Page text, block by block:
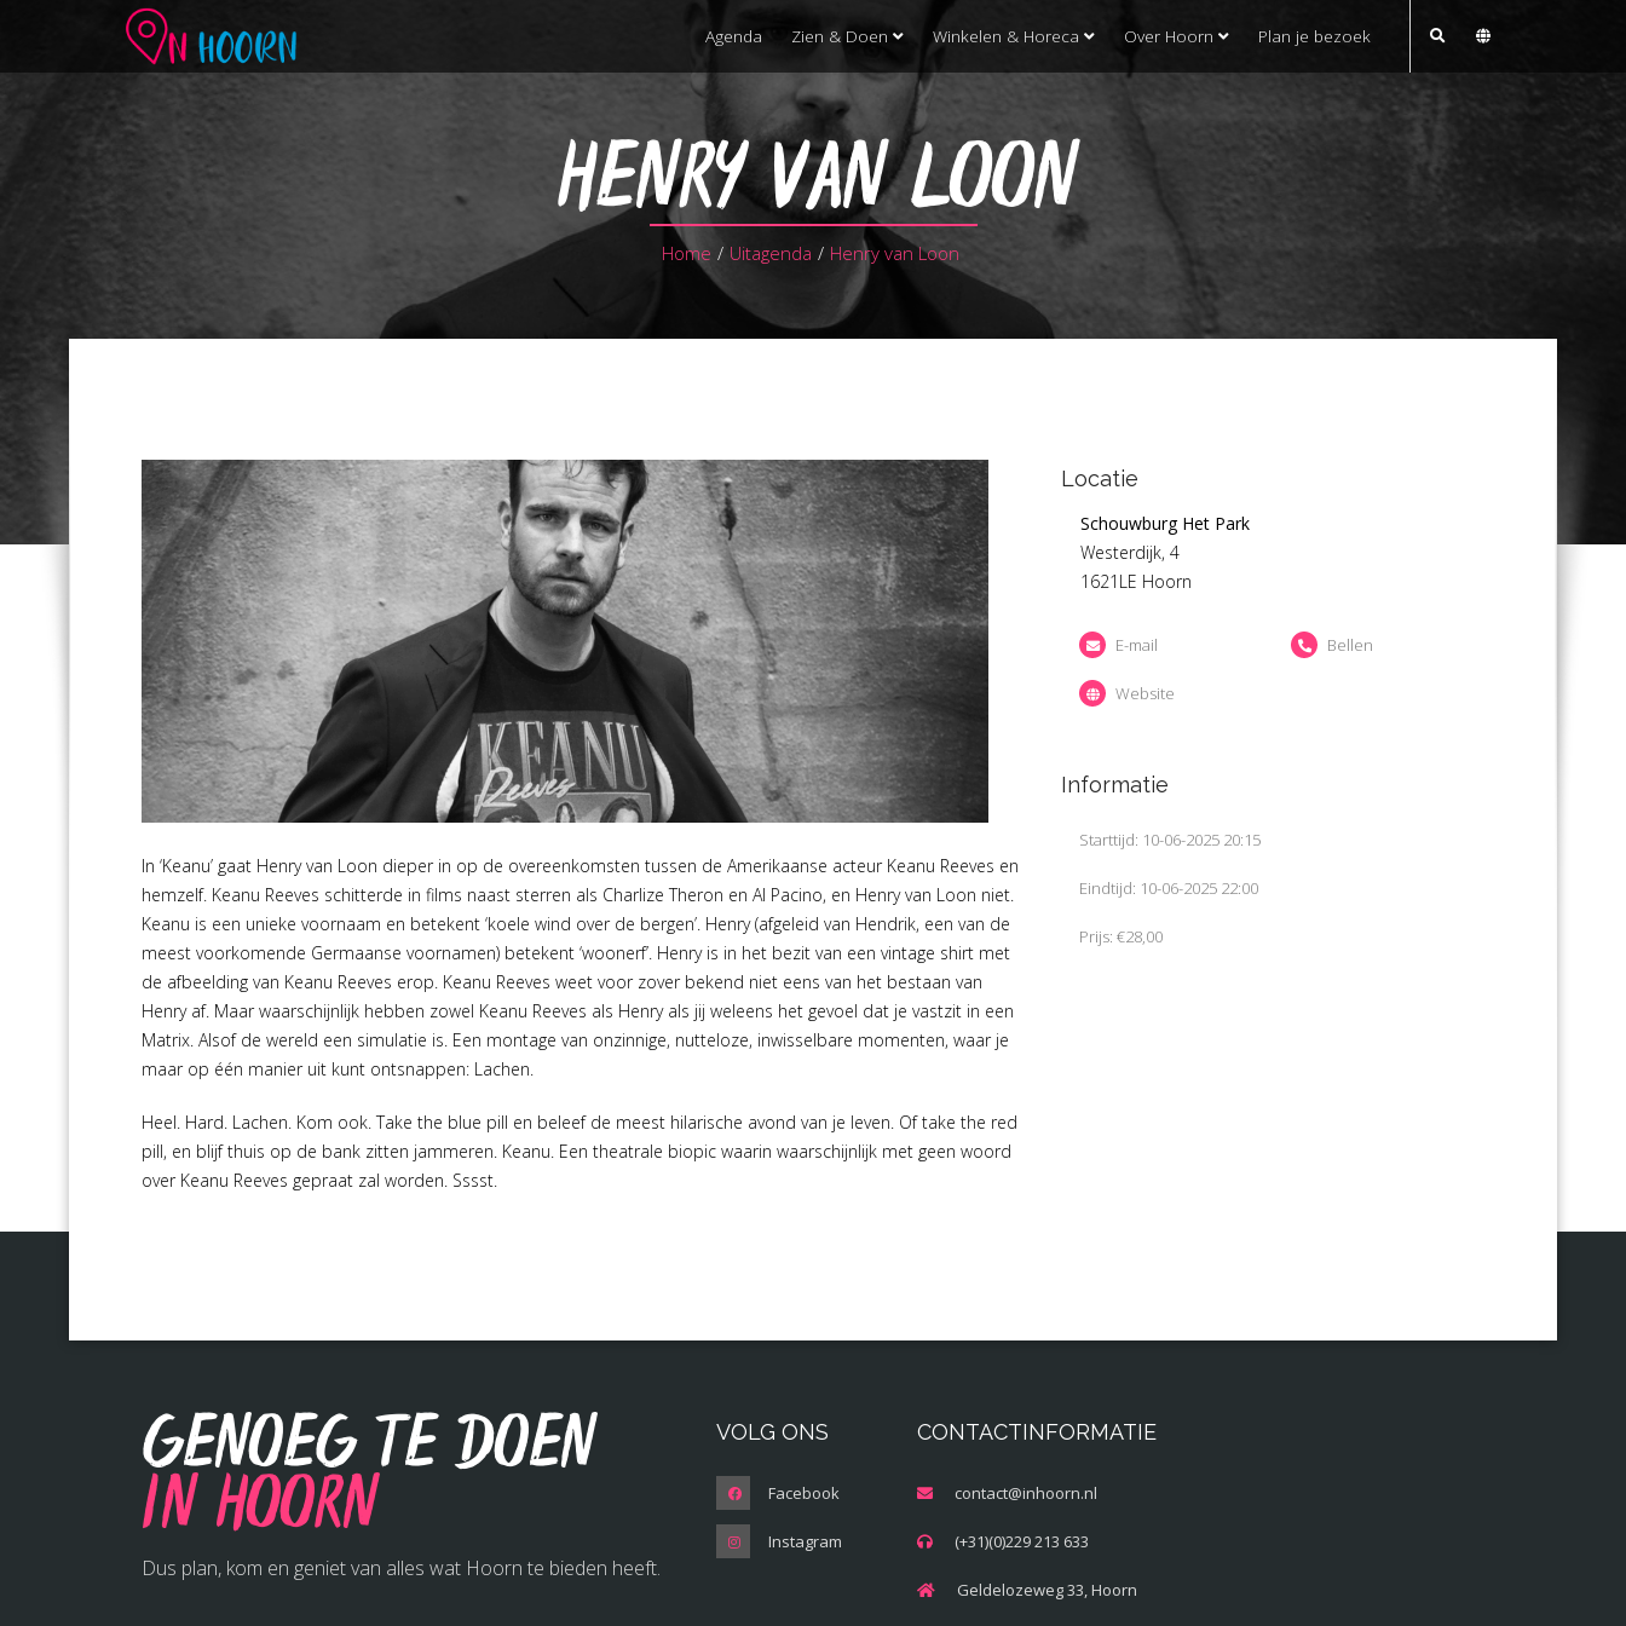
Agenda Zien & Doen Winkelen & Horeca Over Hoorn Plan je bezoek
HENRY VAN LOON
Home / Uitagenda / Henry van Loon
In ‘Keanu’ gaat Henry van Loon dieper in op de overeenkomsten tussen de Amerikaanse acteur Keanu Reeves en
hemzelf. Keanu Reeves schitterde in films naast sterren als Charlize Theron en Al Pacino, en Henry van Loon niet.
Keanu is een unieke voornaam en betekent ‘koele wind over de bergen’. Henry (afgeleid van Hendrik, een van de
meest voorkomende Germaanse voornamen) betekent ‘woonerf’. Henry is in het bezit van een vintage shirt met
de afbeelding van Keanu Reeves erop. Keanu Reeves weet voor zover bekend niet eens van het bestaan van
Henry af. Maar waarschijnlijk hebben zowel Keanu Reeves als Henry als jij weleens het gevoel dat je vastzit in een
Matrix. Alsof de wereld een simulatie is. Een montage van onzinnige, nutteloze, inwisselbare momenten, waar je
maar op één manier uit kunt ontsnappen: Lachen.
Heel. Hard. Lachen. Kom ook. Take the blue pill en beleef de meest hilarische avond van je leven. Of take the red
pill, en blijf thuis op de bank zitten jammeren. Keanu. Een theatrale biopic waarin waarschijnlijk met geen woord
over Keanu Reeves gepraat zal worden. Sssst.
Locatie
Schouwburg Het Park
Westerdijk, 4
1621LE Hoorn
E-mail Bellen
Website
Informatie
Starttijd: 10-06-2025 20:15
Eindtijd: 10-06-2025 22:00
Prijs: €28,00
Genoeg te doen
in Hoorn
Dus plan, kom en geniet van alles wat Hoorn te bieden heeft.
VOLG ONS
Facebook
Instagram
CONTACTINFORMATIE
contact@inhoorn.nl
(+31)(0)229 213 633
Geldelozeweg 33, Hoorn